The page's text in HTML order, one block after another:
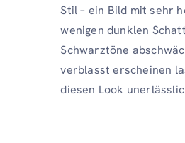
Stil – ein Bild mit sehr
wenigen dunklen
Schwarztöne
verblasst erscheinen
diesen Look